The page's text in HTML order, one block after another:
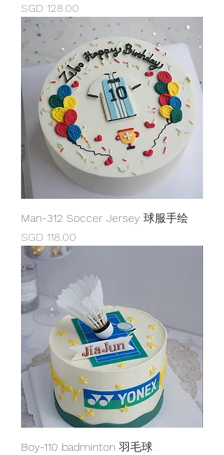
Price
SGD 128.00
Man-312 Soccer Jersey 球服手绘
Price
SGD 118.00
Boy-110 badminton 羽毛球